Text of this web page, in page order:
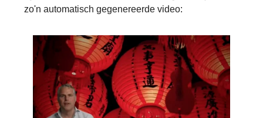
zo'n automatisch gegenereerde video: